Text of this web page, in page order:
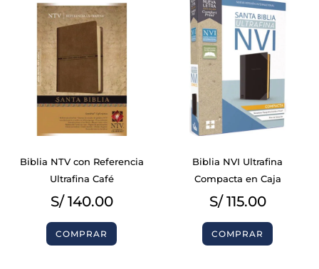
Biblia NTV con Referencia
Ultrafina Café
S/140.00
COMPRAR
Biblia NVI Ultrafina
Compacta en Caja
S/115.00
COMPRAR